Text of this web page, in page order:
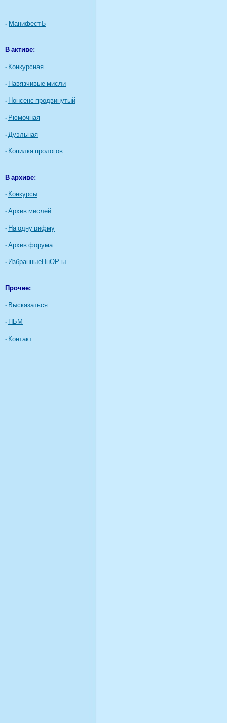
· МанифестЪ
В активе:
· Конкурсная
· Навязчивые мисли
· Нонсенс продвинутый
· Рюмочная
·Дуэльная
· Копилка прологов
В архиве:
· Конкурсы
·Архив мислей
· На одну рифму
·Архив форума
· ИзбранныеНнОР-ы
Прочее:
· Высказаться
· ПБМ
· Контакт